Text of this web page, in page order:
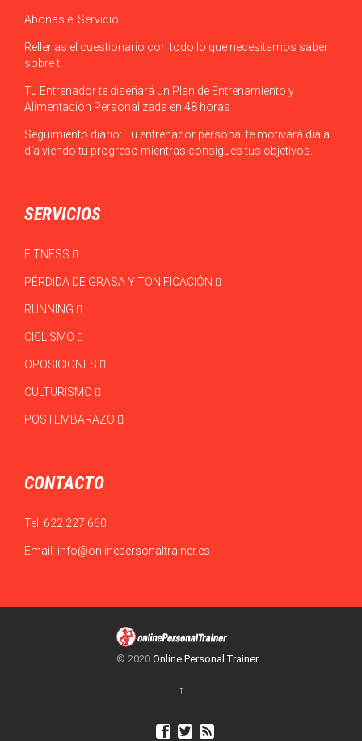
Abonas el Servicio
Rellenas el cuestionario con todo lo que necesitamos saber
sobre ti
Tu Entrenador te diseñará un Plan de Entrenamiento y
Alimentación Personalizada en 48 horas
Seguimiento diario: Tu entrenador personal te motivará día a
día viendo tu progreso mientras consigues tus objetivos.
SERVICIOS
FITNESS
PÉRDIDA DE GRASA Y TONIFICACIÓN
RUNNING
CICLISMO
OPOSICIONES
CULTURISMO
POSTEMBARAZO
CONTACTO
Tel: 622 227 660
Email: info@onlinepersonaltrainer.es
© 2020 Online Personal Trainer
↑
  